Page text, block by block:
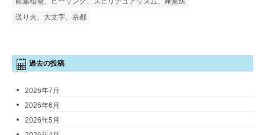
送り火、大文字、京都
過去の投稿
2026年7月
2026年6月
2026年5月